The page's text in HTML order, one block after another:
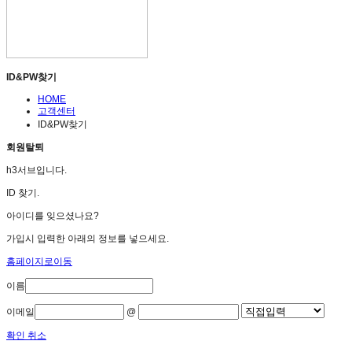
ID&PW찾기
HOME
고객센터
ID&PW찾기
회원탈퇴
h3서브입니다.
ID 찾기.
아이디를 잊으셨나요?
가입시 입력한 아래의 정보를 넣으세요.
홈페이지로이동
이름
이메일 @
확인 취소